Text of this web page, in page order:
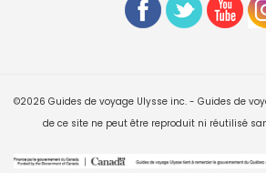
©2026 Guides de voyage Ulysse inc. - Guides de
de ce site ne peut être reproduit ni réutilisé